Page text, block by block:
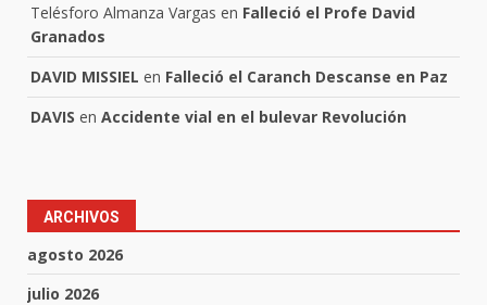
Telésforo Almanza Vargas en Falleció el Profe David
Granados
DAVID MISSIEL en Falleció el Caranch Descanse en Paz
DAVIS en Accidente vial en el bulevar Revolución
ARCHIVOS
agosto 2026
julio 2026